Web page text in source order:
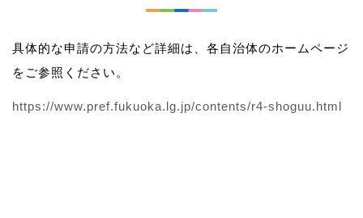
具体的な申請の方法など詳細は、各自治体のホームページ
をご参照ください。
https://www.pref.fukuoka.lg.jp/contents/r4-shoguu.html